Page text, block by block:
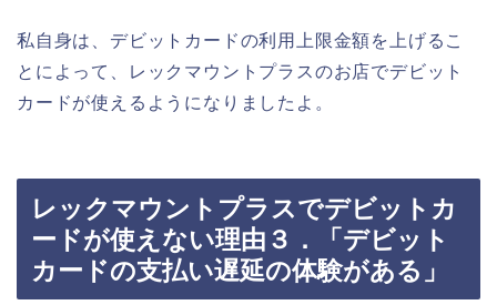
私自身は、デビットカードの利用上限金額を上げるこ
とによって、レックマウントプラスのお店でデビット
カードが使えるようになりましたよ。
レックマウントプラスでデビットカ
ードが使えない理由３．「デビット
カードの支払い遅延の体験がある」